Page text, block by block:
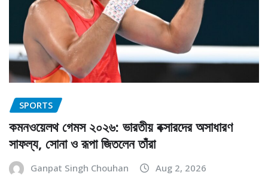
SPORTS
কমনওয়েলথ গেমস ২০২৬: ভারতীয় বক্সারদের অসাধারণ
সাফল্য, সোনা ও রূপা জিতলেন তাঁরা
Ganpat Singh Chouhan Aug 2, 2026